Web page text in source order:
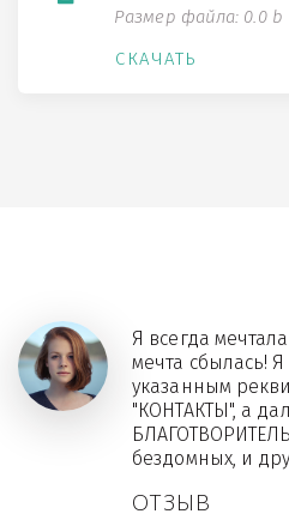
Размер файла: 0.0 b
СКАЧАТЬ
ОТЗЫВ
Я всегда
мечта сбылась!
указанным
"КОНТАКТЫ", а
бездомных, и